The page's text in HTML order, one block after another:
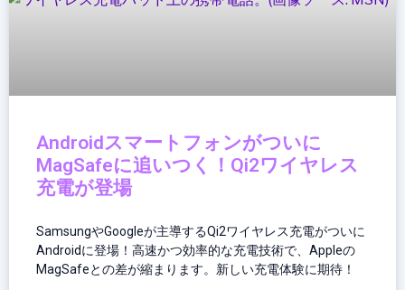
Androidスマートフォンがついに
MagSafeに追いつく！Qi2ワイヤレス
充電が登場
SamsungやGoogleが主導するQi2ワイヤレス充電がついに
Androidに登場！高速かつ効率的な充電技術で、Appleの
MagSafeとの差が縮まります。新しい充電体験に期待！